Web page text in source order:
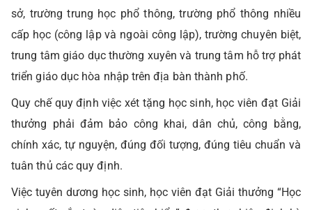
sở, trường trung học phổ thông, trường phổ thông nhiều
cấp học (công lập và ngoài công lập), trường chuyên biệt,
trung tâm giáo dục thường xuyên và trung tâm hỗ trợ phát
triển giáo dục hòa nhập trên địa bàn thành phố.
Quy chế quy định việc xét tặng học sinh, học viên đạt Giải
thưởng phải đảm bảo công khai, dân chủ, công bằng,
chính xác, tự nguyện, đúng đối tượng, đúng tiêu chuẩn và
tuân thủ các quy định.
Việc tuyên dương học sinh, học viên đạt Giải thưởng “Học